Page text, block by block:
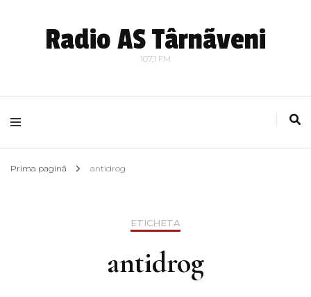
Radio AS Târnãveni
107,1 FM
Prima pagină antidrog
ETICHETA
antidrog